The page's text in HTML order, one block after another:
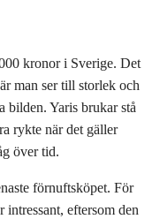
kronor i Sverige. Det
man ser till storlek och
bilden. Yaris brukar stå
rykte när det gäller
över tid.
förnuftsköpet. För
intressant, eftersom den